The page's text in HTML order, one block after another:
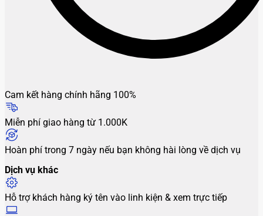
Cam kết hàng chính hãng 100%
Miễn phí giao hàng từ 1.000K
Hoàn phí trong 7 ngày nếu bạn không hài lòng về dịch vụ
Dịch vụ khác
Hỗ trợ khách hàng ký tên vào linh kiện & xem trực tiếp